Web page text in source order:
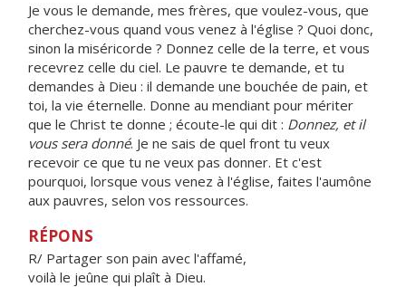
Je vous le demande, mes frères, que voulez-vous, que
cherchez-vous quand vous venez à l'église ? Quoi donc,
sinon la miséricorde ? Donnez celle de la terre, et vous
recevrez celle du ciel. Le pauvre te demande, et tu
demandes à Dieu : il demande une bouchée de pain, et
toi, la vie éternelle. Donne au mendiant pour mériter
que le Christ te donne ; écoute-le qui dit : Donnez, et il
vous sera donné. Je ne sais de quel front tu veux
recevoir ce que tu ne veux pas donner. Et c'est
pourquoi, lorsque vous venez à l'église, faites l'aumône
aux pauvres, selon vos ressources.
RÉPONS
R/ Partager son pain avec l'affamé,
voilà le jeûne qui plaît à Dieu.